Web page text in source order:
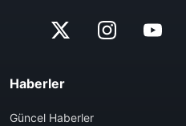
Haberler
Güncel Haberler